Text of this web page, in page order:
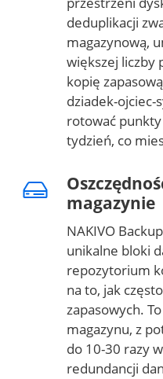
deduplikacji
magazynową,
większej liczby
kopię
dziadek-ojciec-
rotować
tydzień, co
magazynie
NAKIVO
unikalne bloki
repozytorium
na to, jak
zapasowych.
magazynu, z
do 10-30 razy
redundancji